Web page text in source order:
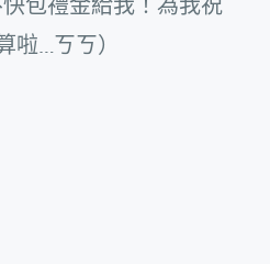
啦…ㄎㄎ）